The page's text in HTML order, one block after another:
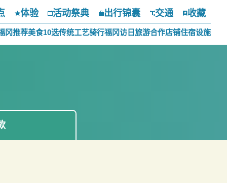
体验 活动祭典 出行锦囊 交通 收藏
冈推荐美食10选传统工艺骑行福冈访日旅游合作店铺住宿设施